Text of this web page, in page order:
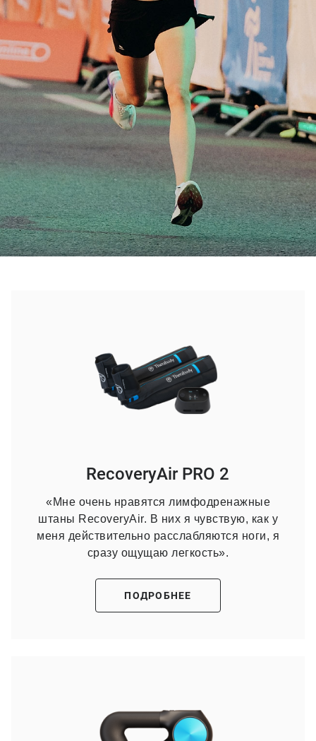
RecoveryAir PRO 2
«Мне очень нравятся лимфодренажные
штаны RecoveryAir. В них я чувствую, как у
меня действительно расслабляются ноги, я
сразу ощущаю легкость».
ПОДРОБНЕЕ